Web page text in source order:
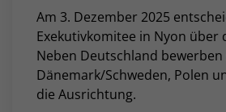
Am 3. Dezember 2025
Exekutivkomitee in Nyon über
Neben Deutschland bewerben
Dänemark/Schweden, Polen
die Ausrichtung.